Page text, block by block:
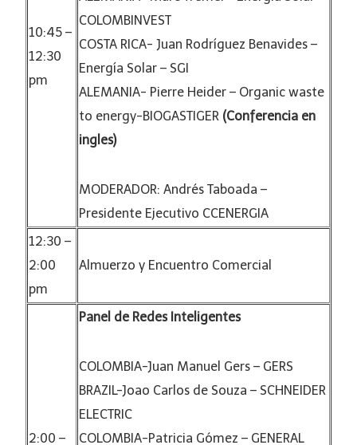
10:45 –
12:30
pm
COLOMBINVEST
COSTA RICA- Juan Rodríguez Benavides –
Energía Solar – SGI
ALEMANIA- Pierre Heider – Organic waste
to energy-BIOGASTIGER (Conferencia en
ingles)
MODERADOR: Andrés Taboada –
Presidente Ejecutivo CCENERGIA
12:30 –
2:00
pm
Almuerzo y Encuentro Comercial
2:00 –
Panel de Redes Inteligentes
COLOMBIA-Juan Manuel Gers – GERS
BRAZIL-Joao Carlos de Souza – SCHNEIDER
ELECTRIC
COLOMBIA-Patricia Gómez – GENERAL